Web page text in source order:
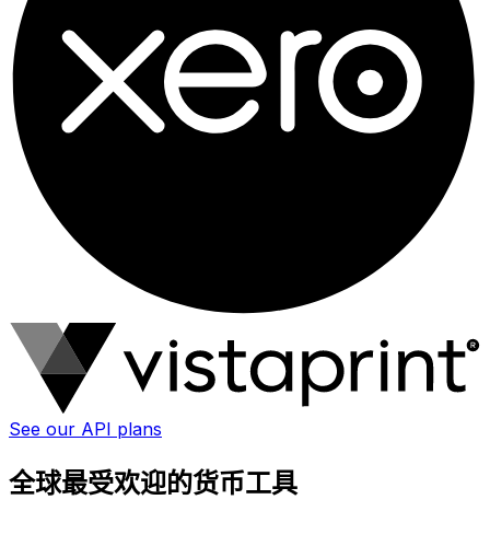
See our API plans
全球最受欢迎的货币工具